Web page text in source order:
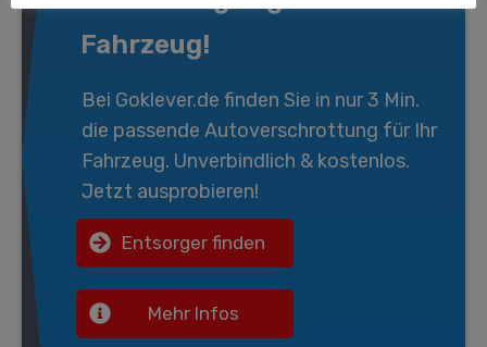
Fahrzeug!
Bei Goklever.de finden Sie in nur 3 Min.
die passende Autoverschrottung für Ihr
Fahrzeug. Unverbindlich & kostenlos.
Jetzt ausprobieren!
Entsorger finden
Mehr Infos